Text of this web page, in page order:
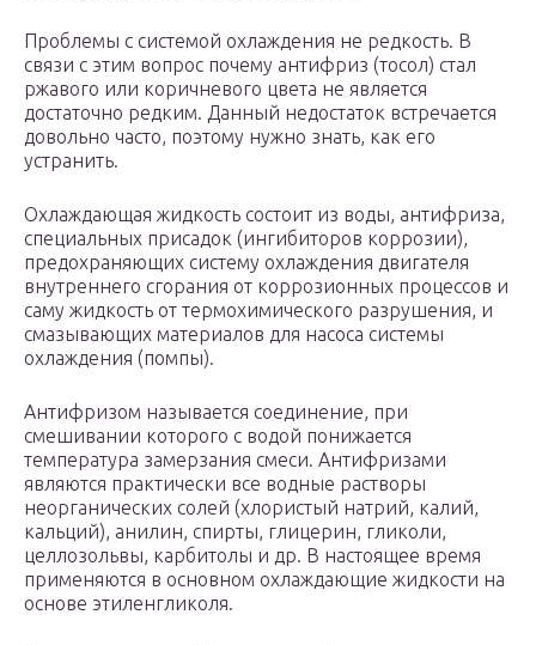
Проблемы с системой охлаждения не редкость. В
связи с этим вопрос почему антифриз (тосол) стал
ржавого или коричневого цвета не является
достаточно редким. Данный недостаток встречается
довольно часто, поэтому нужно знать, как его
устранить.
Охлаждающая жидкость состоит из воды, антифриза,
специальных присадок (ингибиторов коррозии),
предохраняющих систему охлаждения двигателя
внутреннего сгорания от коррозионных процессов и
саму жидкость от термохимического разрушения, и
смазывающих материалов для насоса системы
охлаждения (помпы).
Антифризом называется соединение, при
смешивании которого с водой понижается
температура замерзания смеси. Антифризами
являются практически все водные растворы
неорганических солей (хлористый натрий, калий,
кальций), анилин, спирты, глицерин, гликоли,
целлозольвы, карбитолы и др. В настоящее время
применяются в основном охлаждающие жидкости на
основе этиленгликоля.